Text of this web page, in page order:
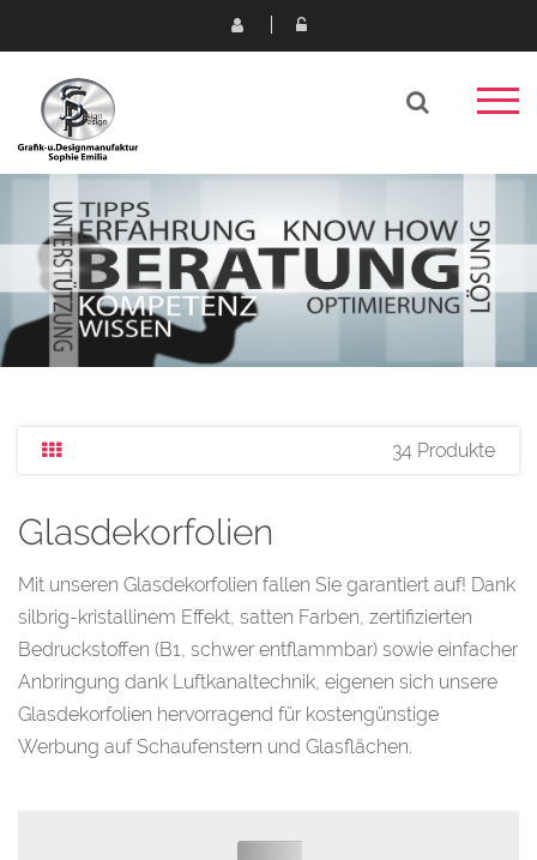
34 Produkte
Glasdekorfolien
Mit unseren Glasdekorfolien fallen Sie garantiert auf! Dank
silbrig-kristallinem Effekt, satten Farben, zertifizierten
Bedruckstoffen (B1, schwer entflammbar) sowie einfacher
Anbringung dank Luftkanaltechnik, eigenen sich unsere
Glasdekorfolien hervorragend für kostengünstige
Werbung auf Schaufenstern und Glasflächen.